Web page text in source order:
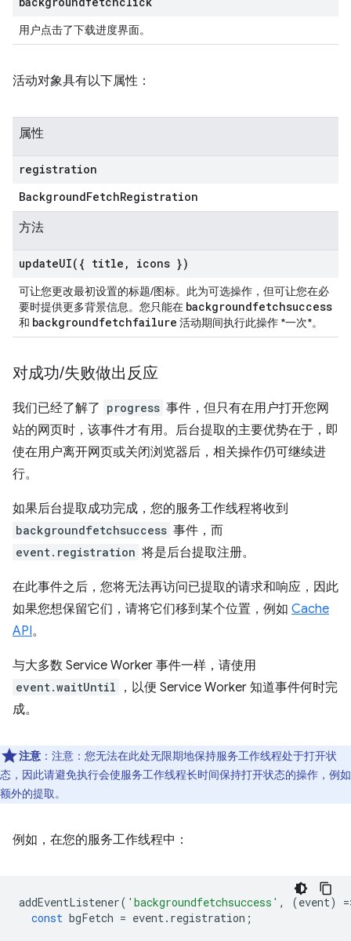
用户点击了下载进度界面。
活动对象具有以下属性：
属性
registration
BackgroundFetchRegistration
方法
updateUI( { title , icons })
可让您更改最初设置的标题/图标。此为可选操作，但可让您在必
要时提供更多背景信息。您只能在 backgroundfetchsuccess
和 backgroundfetchfailure 活动期间执行此操作 *一次*。
对成功/失败做出反应
我们已经了解了 progress 事件，但只有在用户打开您网
站的网页时，该事件才有用。后台提取的主要优势在于，即
使在用户离开网页或关闭浏览器后，相关操作仍可继续进
行。
如果后台提取成功完成，您的服务工作线程将收到
backgroundfetchsuccess 事件，而
event.registration 将是后台提取注册。
在此事件之后，您将无法再访问已提取的请求和响应，因此
如果您想保留它们，请将它们移到某个位置，例如 Cache
API。
与大多数 Service Worker 事件一样，请使用
event.waitUntil
，以便 Service Worker 知道事件何时完
成。
注意 ：注意：您无法在此处无限期地保持服务工作线程处于打开状
态，因此请避免执行会使服务工作线程长时间保持打开状态的操作，例如
额外的提取。
例如，在您的服务工作线程中：
addEventListener( 'backgroundfetchsuccess' , (event) =
const bgFetch = event. registration ;